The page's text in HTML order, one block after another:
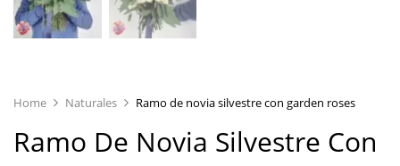
Home Naturales Ramo de novia silvestre con garden roses
Ramo De Novia Silvestre Con